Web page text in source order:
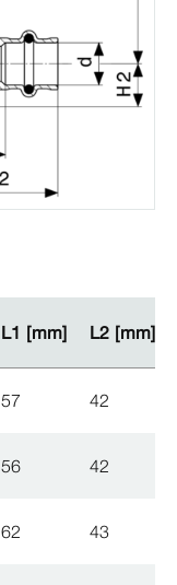
L1 [mm] L2 [mm]
L1 [mm] L2 [mm]
57 42
56 42
62 43